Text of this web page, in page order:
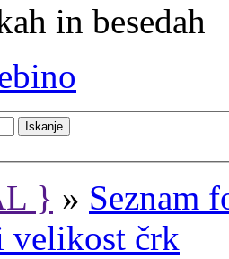
in besedah
} » Seznam
velikost črk